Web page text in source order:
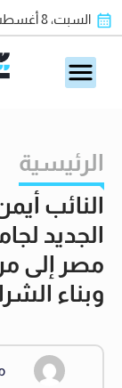
السبت، 8 أغسطس 2026
الرئيسية
النائب
الجديد
مصر إلى
وبناء